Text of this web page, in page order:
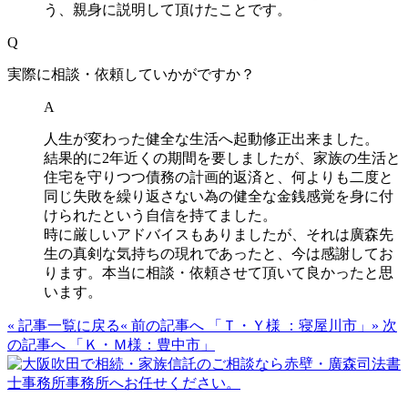
う、親身に説明して頂けたことです。
Q
実際に相談・依頼していかがですか？
A
人生が変わった健全な生活へ起動修正出来ました。
結果的に2年近くの期間を要しましたが、家族の生活と
住宅を守りつつ債務の計画的返済と、何よりも二度と
同じ失敗を繰り返さない為の健全な金銭感覚を身に付
けられたという自信を持てました。
時に厳しいアドバイスもありましたが、それは廣森先
生の真剣な気持ちの現れであったと、今は感謝してお
ります。本当に相談・依頼させて頂いて良かったと思
います。
« 記事一覧に戻る« 前の記事へ 「Ｔ・Ｙ様 ：寝屋川市」 » 次
の記事へ 「Ｋ・Ｍ様：豊中市」